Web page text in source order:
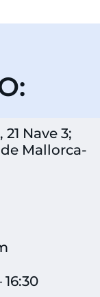
Nave 3;
Mallorca-